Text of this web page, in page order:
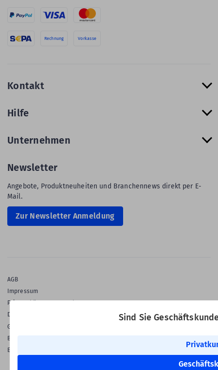
Sind Sie
Rechnung Vorkasse
Kontakt
Hilfe
Unternehmen
Newsletter
Angebote, Produktneuheiten und Branchennews direkt per E-
Mail.
Zur Newsletter Anmeldung
AGB
Impressum
Privatsphäre & Datenschutz
Datenschutz-Einstellungen
Gewährleistung
Barrierefreiheitserklärung
English Language